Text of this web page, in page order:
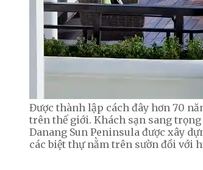
Được thành lập cách đây hơn 70
trên thế giới. Khách sạn sang
Danang Sun Peninsula được xây
các biệt thự nằm trên sườn đồi với